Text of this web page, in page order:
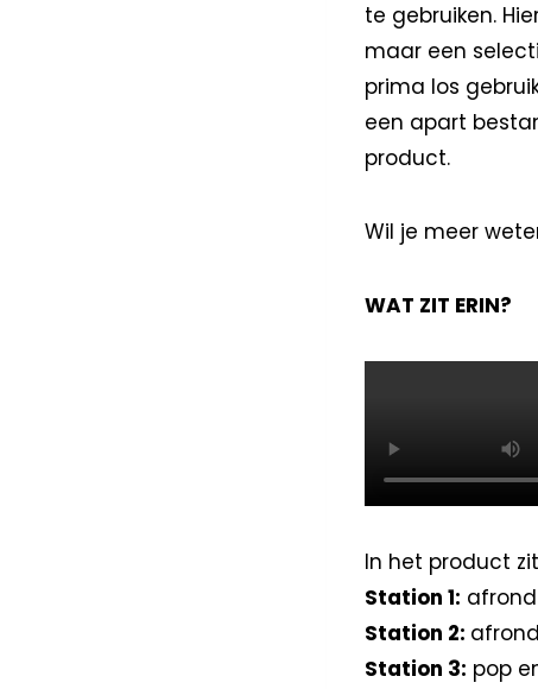
te gebruiken.
maar een
prima los
een apart
product.
Wil je meer
WAT ZIT ERIN?
In het product
Station 1:
Station 2:
Station 3: pop